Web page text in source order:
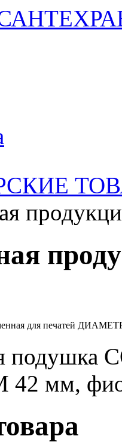
для печатей